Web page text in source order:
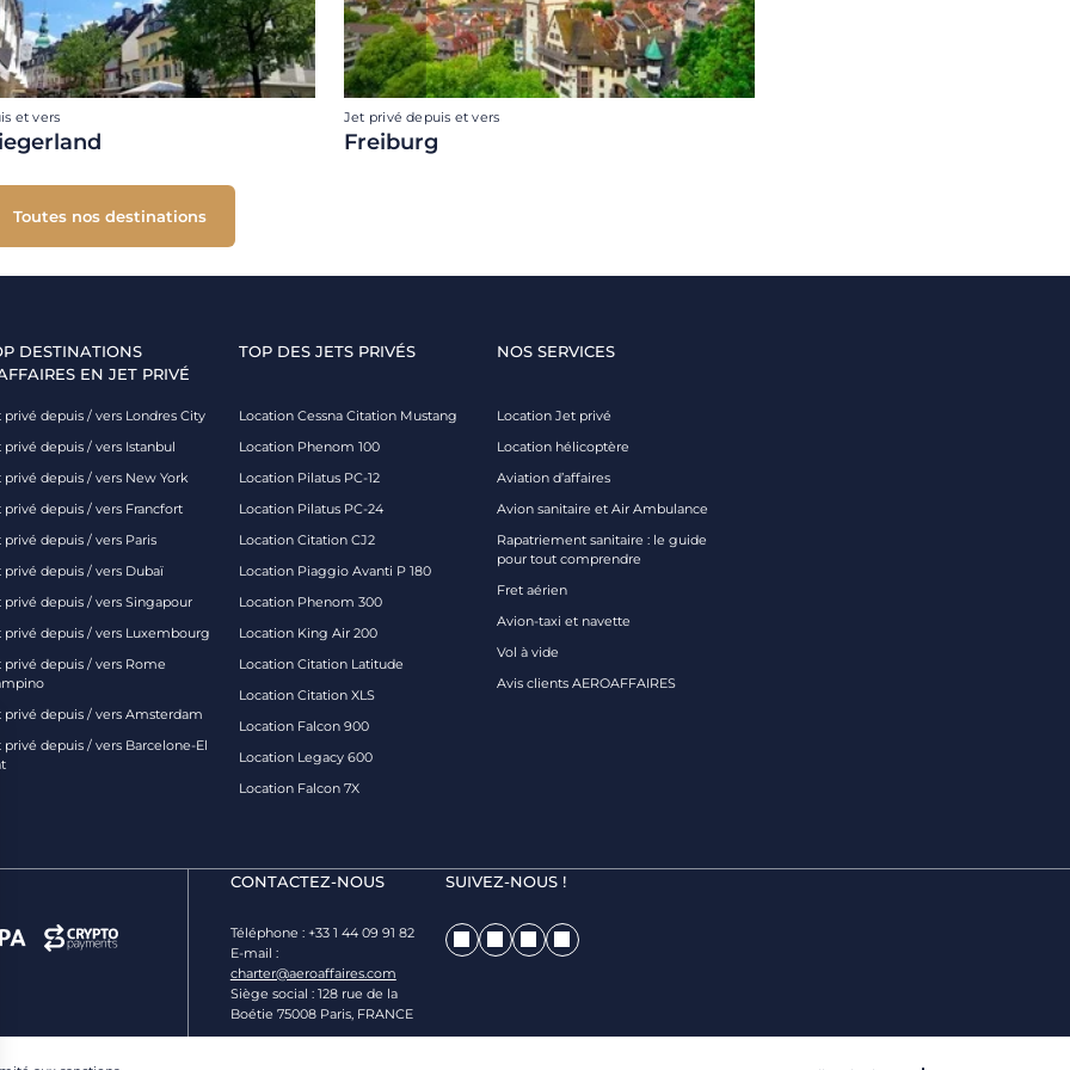
et vers Jet privé depuis et vers
Freiburg
Toutes nos destinations
DESTINATIONS
EN JET PRIVÉ
privé depuis / vers Londres City
privé depuis / vers Istanbul
privé depuis / vers New York
privé depuis / vers Francfort
privé depuis / vers Paris
privé depuis / vers Dubaï
privé depuis / vers Singapour
privé depuis / vers Luxembourg
privé depuis / vers Rome
privé depuis / vers Amsterdam
privé depuis / vers Barcelone-El
TOP DES JETS PRIVÉS
Location Cessna Citation Mustang
Location Phenom 100
Location Pilatus PC-12
Location Pilatus PC-24
Location Citation CJ2
Location Piaggio Avanti P 180
Location Phenom 300
Location King Air 200
Location Citation Latitude
Location Citation XLS
Location Falcon 900
Location Legacy 600
Location Falcon 7X
NOS SERVICES
Location Jet privé
Location hélicoptère
Aviation d’affaires
Avion sanitaire et Air Ambulance
Rapatriement sanitaire : le guide
pour tout comprendre
Fret aérien
Avion-taxi et navette
Vol à vide
Avis clients AEROAFFAIRES
CONTACTEZ-NOUS
Téléphone : +33 1 44 09 91 82
E-mail :
charter@aeroaffaires.com
Siège social : 128 rue de la
Boétie 75008 Paris, FRANCE
SUIVEZ-NOUS !